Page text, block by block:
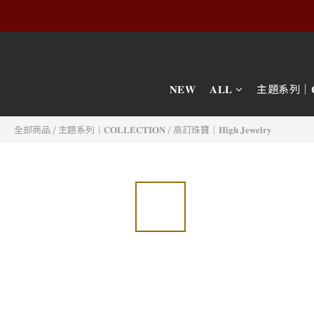
𝐍𝐄𝐖 𝐀𝐋𝐋 主題系列
全部商品 / 主題系列｜𝐂𝐎𝐋𝐋𝐄𝐂𝐓𝐈𝐎𝐍 / 高訂珠寶｜𝐇𝐢𝐠𝐡 𝐉𝐞𝐰𝐞𝐥𝐫𝐲